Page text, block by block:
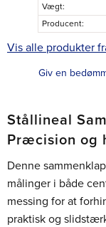
Vægt
Producent
Vis alle produkter
Giv en
Stållineal
Præcision og
Denne
målinger i både
messing for at
praktisk og